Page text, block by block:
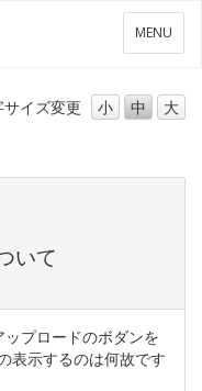
メ
ニ
ー
MENU
サイズ変更 小 中 大
いて
プロードのボダンを
表示するのは何故です